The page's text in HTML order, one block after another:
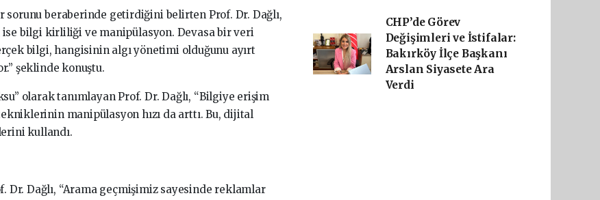
sorunu beraberinde getirdiğini belirten Prof. Dr. Dağlı,
bilgi kirliliği ve manipülasyon. Devasa bir veri
bilgi, hangisinin algı yönetimi olduğunu ayırt
şeklinde konuştu.
olarak tanımlayan Prof. Dr. Dağlı, “Bilgiye erişim
manipülasyon hızı da arttı. Bu, dijital
kullandı.
Dağlı, “Arama geçmişimiz sayesinde reklamlar
CHP’de Görev
Değişimleri ve İstifalar:
Bakırköy İlçe Başkanı
Arslan Siyasete Ara
Verdi